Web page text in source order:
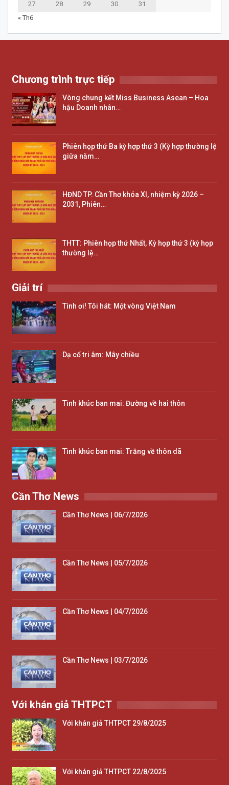
27 28 29 30
31
« Th6
Chương trình trực tiếp
Vòng chung kết Miss Business Asean – Hoa
hậu Doanh nhân…
Phiên họp thứ Ba kỳ hợp thứ 3 (Kỳ hợp thường lệ
giữa năm…
HĐND TP. Cần Thơ khóa XI, nhiệm kỳ 2026 –
2031, Phiên…
THTT: Phiên họp thứ Nhất, Kỳ họp thứ 3 (kỳ họp
thường lệ…
Giải trí
Tình ơi! Tôi hát: Một vòng Việt Nam
Dạ cổ tri âm: Mây chiều
Tình khúc ban mai: Đường về hai thôn
Tình khúc ban mai: Trăng về thôn dã
Cần Thơ News
Cần Thơ News | 06/7/2026
Cần Thơ News | 05/7/2026
Cần Thơ News | 04/7/2026
Cần Thơ News | 03/7/2026
Với khán giả THTPCT
Với khán giả THTPCT 29/8/2025
Với khán giả THTPCT 22/8/2025